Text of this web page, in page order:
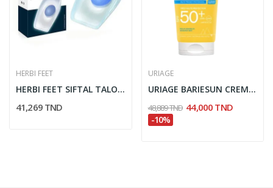
HERBI FEET
HERBI FEET SIFTAL TALONNETTE EN SILICONE TAILLE...
41,269 TND
URIAGE
URIAGE BARIESUN CREME HYDRATANTE SPF50+ 50ML
48,889 TND 44,000 TND
-10%